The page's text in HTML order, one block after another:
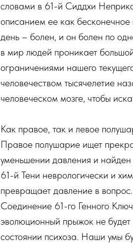
словами в 61-й Сиддхи
описанием ее как
день – болен, и он болен по
в мир людей проникает
ограничениями нашего
человечеством тысячелетие
человеческом мозге, чтобы
Как правое, так и левое
Правое полушарие ищет
уменьшении давления и
61-й Тени неврологически и
превращает давление в
Соединение 61-го Генного
эволюционный прыжок не
состоянии психоза. Наши умы